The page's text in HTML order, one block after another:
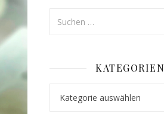
KATEGORIEN